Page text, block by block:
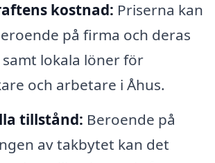
kostnad: Priserna kan
på firma och deras
lokala löner för
och arbetare i Åhus.
tillstånd: Beroende på
av takbytet kan det